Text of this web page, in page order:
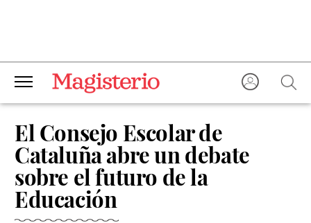
El Consejo Escolar de
Cataluña abre un debate
sobre el futuro de la
Educación